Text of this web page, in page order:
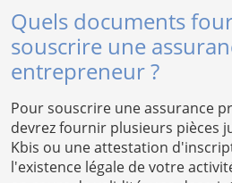
Quels documents
souscrire une
entrepreneur ?
Pour souscrire une assurance
devrez fournir plusieurs pièces
Kbis ou une attestation
l'existence légale de votre